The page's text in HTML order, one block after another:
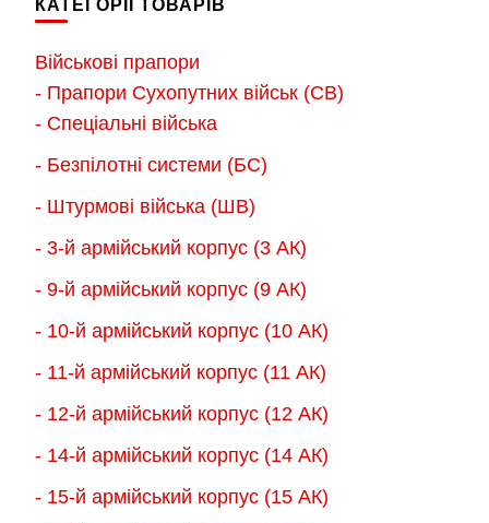
варіантів.
можна
вибрати
сторінці
товару
КАТЕГОРІЇ ТОВАРІВ
Військові прапори
- Прапори Сухопутних військ (СВ)
- Спеціальні війська
- Безпілотні системи (БС)
- Штурмові війська (ШВ)
- 3-й армійський корпус (3 АК)
- 9-й армійський корпус (9 АК)
- 10-й армійський корпус (10 АК)
- 11-й армійський корпус (11 АК)
- 12-й армійський корпус (12 АК)
- 14-й армійський корпус (14 АК)
- 15-й армійський корпус (15 АК)